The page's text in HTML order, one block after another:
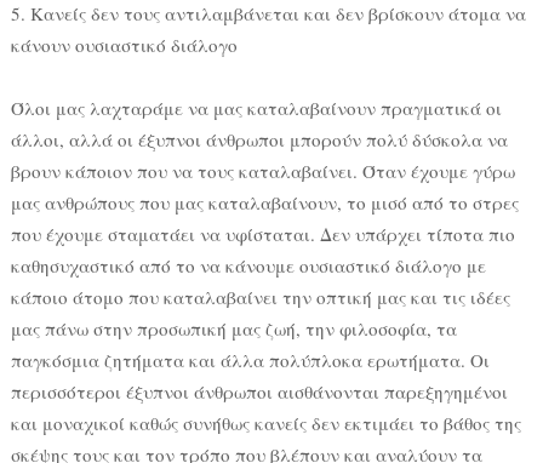
5. Κανείς δεν τους αντιλαμβάνεται και δεν βρίσκουν άτομα να
κάνουν ουσιαστικό διάλογο
Όλοι μας λαχταράμε να μας καταλαβαίνουν πραγματικά οι
άλλοι, αλλά οι έξυπνοι άνθρωποι μπορούν πολύ δύσκολα να
βρουν κάποιον που να τους καταλαβαίνει. Όταν έχουμε γύρω
μας ανθρώπους που μας καταλαβαίνουν, το μισό από το στρες
που έχουμε σταματάει να υφίσταται. Δεν υπάρχει τίποτα πιο
καθησυχαστικό από το να κάνουμε ουσιαστικό διάλογο με
κάποιο άτομο που καταλαβαίνει την οπτική μας και τις ιδέες
μας πάνω στην προσωπική μας ζωή, την φιλοσοφία, τα
παγκόσμια ζητήματα και άλλα πολύπλοκα ερωτήματα. Οι
περισσότεροι έξυπνοι άνθρωποι αισθάνονται παρεξηγημένοι
και μοναχικοί καθώς συνήθως κανείς δεν εκτιμάει το βάθος της
σκέψης τους και τον τρόπο που βλέπουν και αναλύουν τα